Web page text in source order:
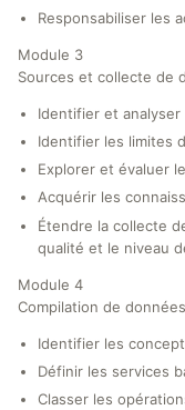
Responsabiliser les
Module 3
Sources et collecte de
Identifier et analyser
Identifier les limites
Explorer et évaluer
Acquérir les
Étendre la collecte
qualité et le niveau
Module 4
Compilation de données
Identifier les
Définir les services
Classer les